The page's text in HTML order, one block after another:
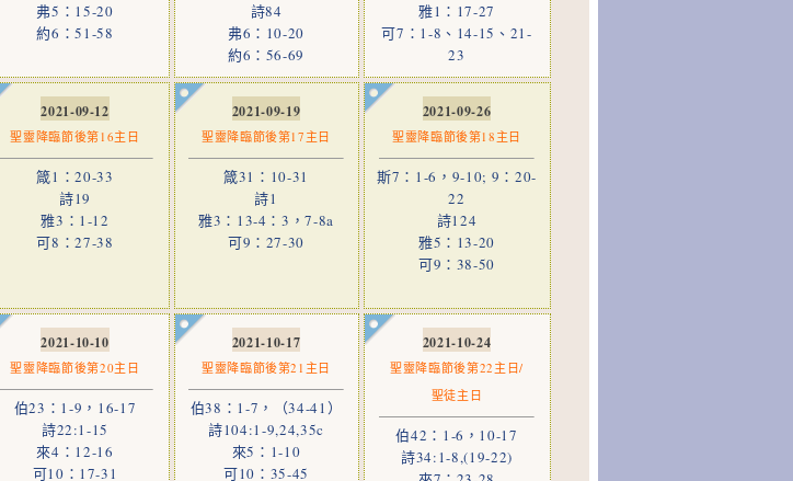
弗5：15-20
約6：51-58
詩84
弗6：10-20
約6：56-69
雅1：17-27
可7：1-8、14-15、21-
23
2021-09-12
聖靈降臨節後第16主日
箴1：20-33
詩19
雅3：1-12
可8：27-38
2021-09-19
聖靈降臨節後第17主日
箴31：10-31
詩1
雅3：13-4：3，7-8a
可9：27-30
2021-09-26
聖靈降臨節後第18主日
斯7：1-6，9-10; 9：20-
22
詩124
雅5：13-20
可9：38-50
2021-10-10
聖靈降臨節後第20主日
伯23：1-9，16-17
詩22:1-15
來4：12-16
可10：17-31
2021-10-17
聖靈降臨節後第21主日
伯38：1-7，（34-41）
詩104:1-9,24,35c
來5：1-10
可10：35-45
2021-10-24
聖靈降臨節後第22主日/
聖徒主日
伯42：1-6，10-17
詩34:1-8,(19-22)